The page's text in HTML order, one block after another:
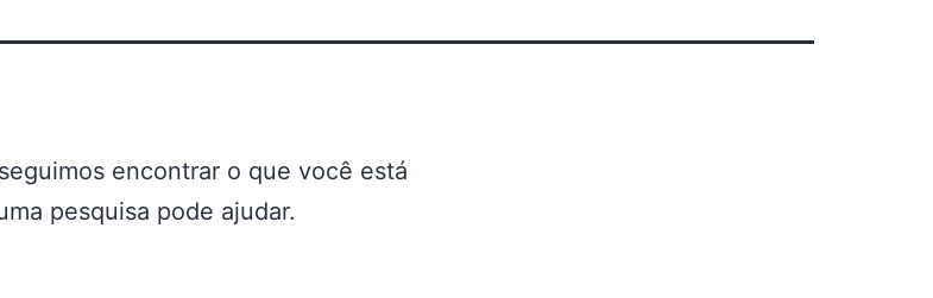
encontrar o que você está
pesquisa pode ajudar.